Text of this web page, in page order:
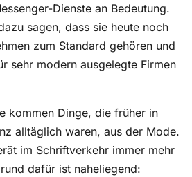
Dienste an Bedeutung.
sagen, dass sie heute noch
zum Standard gehören und
sehr modern ausgelegte Firmen
kommen Dinge, die früher in
alltäglich waren, aus der Mode.
im Schriftverkehr immer mehr
dafür ist naheliegend: